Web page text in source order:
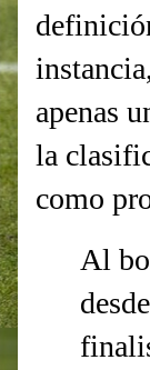
apenas
la
como
Al